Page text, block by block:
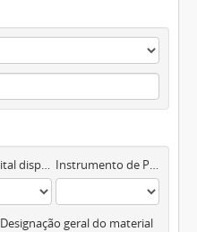
Objeto digital disponível Instrumento de Pesquisa
Designação geral do material